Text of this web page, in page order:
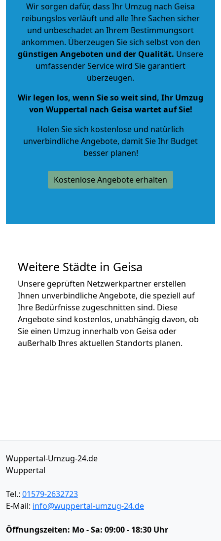
Wir sorgen dafür, dass Ihr Umzug nach Geisa
reibungslos verläuft und alle Ihre Sachen sicher
und unbeschadet an Ihrem Bestimmungsort
ankommen. Überzeugen Sie sich selbst von den
günstigen Angeboten und der Qualität. Unsere
umfassender Service wird Sie garantiert
überzeugen.
Wir legen los, wenn Sie so weit sind, Ihr Umzug
von Wuppertal nach Geisa wartet auf Sie!
Holen Sie sich kostenlose und natürlich
unverbindliche Angebote, damit Sie Ihr Budget
besser planen!
Kostenlose Angebote erhalten
Weitere Städte in Geisa
Unsere geprüften Netzwerkpartner erstellen
Ihnen unverbindliche Angebote, die speziell auf
Ihre Bedürfnisse zugeschnitten sind. Diese
Angebote sind kostenlos, unabhängig davon, ob
Sie einen Umzug innerhalb von Geisa oder
außerhalb Ihres aktuellen Standorts planen.
Wuppertal-Umzug-24.de
Wuppertal
Tel.: 01579-2632723
E-Mail: info@wuppertal-umzug-24.de
Öffnungszeiten: Mo - Sa: 09:00 - 18:30 Uhr